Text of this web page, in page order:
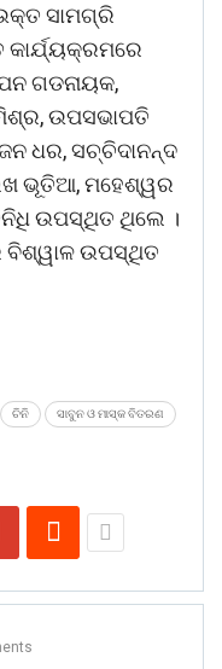
ସାମଗ୍ରି
ଗଡନାୟକ,
ଉପସଭାପତି
ଧର, ସଚ୍ଚିଦାନନ୍ଦ
ଭୂତିଆ, ମହେଶ୍ୱର
ଉପସ୍ଥିତ ଥିଲେ ।
ବିଶ୍ୱାଳ ଉପସ୍ଥିତ
ଚିନି ସାବୁନ ଓ ମାସ୍କ ବିତରଣ